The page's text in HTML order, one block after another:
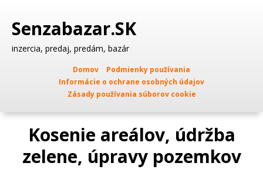
Senzabazar.SK
inzercia, predaj, predám, bazár
Domov
Podmienky používania
Informácie o ochrane osobných údajov
Zásady používania súborov cookie
Kosenie areálov, údržba
zelene, úpravy pozemkov